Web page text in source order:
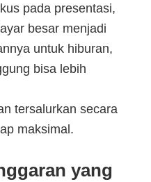
pada presentasi,
besar menjadi
untuk hiburan,
bisa lebih
tersalurkan secara
maksimal.
yang